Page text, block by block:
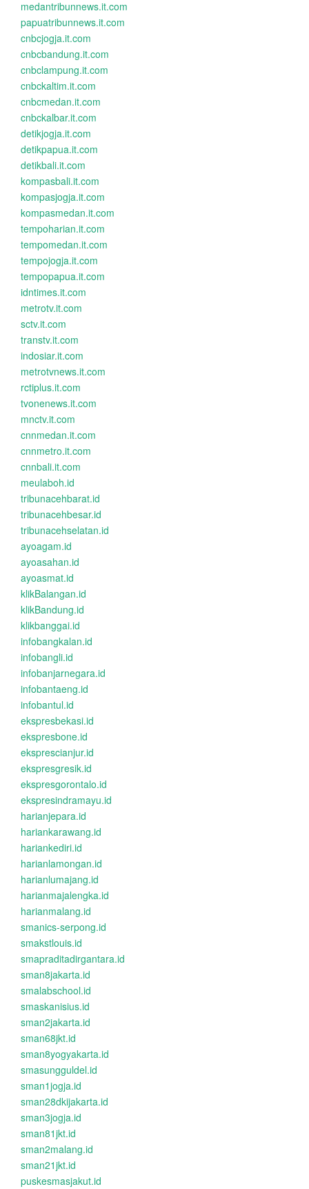
medantribunnews.it.com
papuatribunnews.it.com
cnbcjogja.it.com
cnbcbandung.it.com
cnbclampung.it.com
cnbckaltim.it.com
cnbcmedan.it.com
cnbckalbar.it.com
detikjogja.it.com
detikpapua.it.com
detikbali.it.com
kompasbali.it.com
kompasjogja.it.com
kompasmedan.it.com
tempoharian.it.com
tempomedan.it.com
tempojogja.it.com
tempopapua.it.com
idntimes.it.com
metrotv.it.com
sctv.it.com
transtv.it.com
indosiar.it.com
metrotvnews.it.com
rctiplus.it.com
tvonenews.it.com
mnctv.it.com
cnnmedan.it.com
cnnmetro.it.com
cnnbali.it.com
meulaboh.id
tribunacehbarat.id
tribunacehbesar.id
tribunacehselatan.id
ayoagam.id
ayoasahan.id
ayoasmat.id
klikBalangan.id
klikBandung.id
klikbanggai.id
infobangkalan.id
infobangli.id
infobanjarnegara.id
infobantaeng.id
infobantul.id
ekspresbekasi.id
ekspresbone.id
eksprescianjur.id
ekspresgresik.id
ekspresgorontalo.id
ekspresindramayu.id
harianjepara.id
hariankarawang.id
hariankediri.id
harianlamongan.id
harianlumajang.id
harianmajalengka.id
harianmalang.id
smanics-serpong.id
smakstlouis.id
smapraditadirgantara.id
sman8jakarta.id
smalabschool.id
smaskanisius.id
sman2jakarta.id
sman68jkt.id
sman8yogyakarta.id
smasungguldel.id
sman1jogja.id
sman28dkijakarta.id
sman3jogja.id
sman81jkt.id
sman2malang.id
sman21jkt.id
puskesmasjakut.id